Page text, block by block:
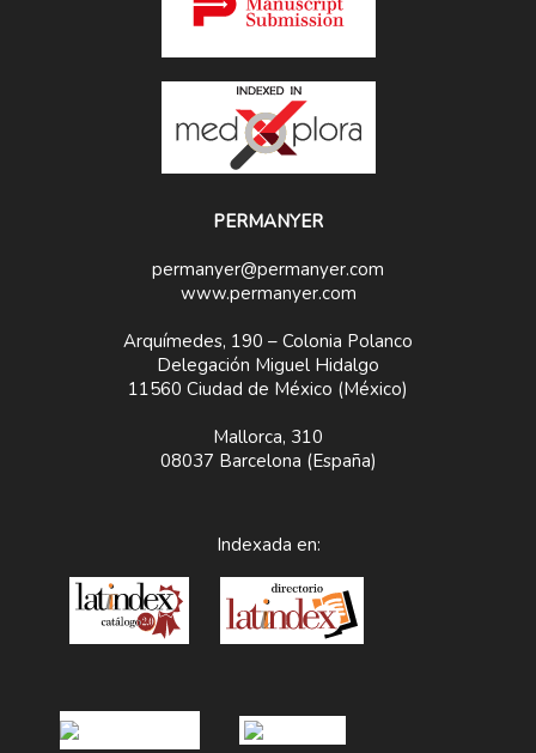
PERMANYER
permanyer@permanyer.com
www.permanyer.com
Arquímedes, 190 – Colonia Polanco
Delegación Miguel Hidalgo
11560 Ciudad de México (México)
Mallorca, 310
08037 Barcelona (España)
Indexada en: